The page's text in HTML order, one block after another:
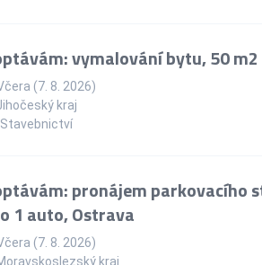
vymalování bytu, 50 m2
(7. 8. 2026)
kraj
Stavebnictví
pronájem parkovacího
1 auto, Ostrava
(7. 8. 2026)
kraj